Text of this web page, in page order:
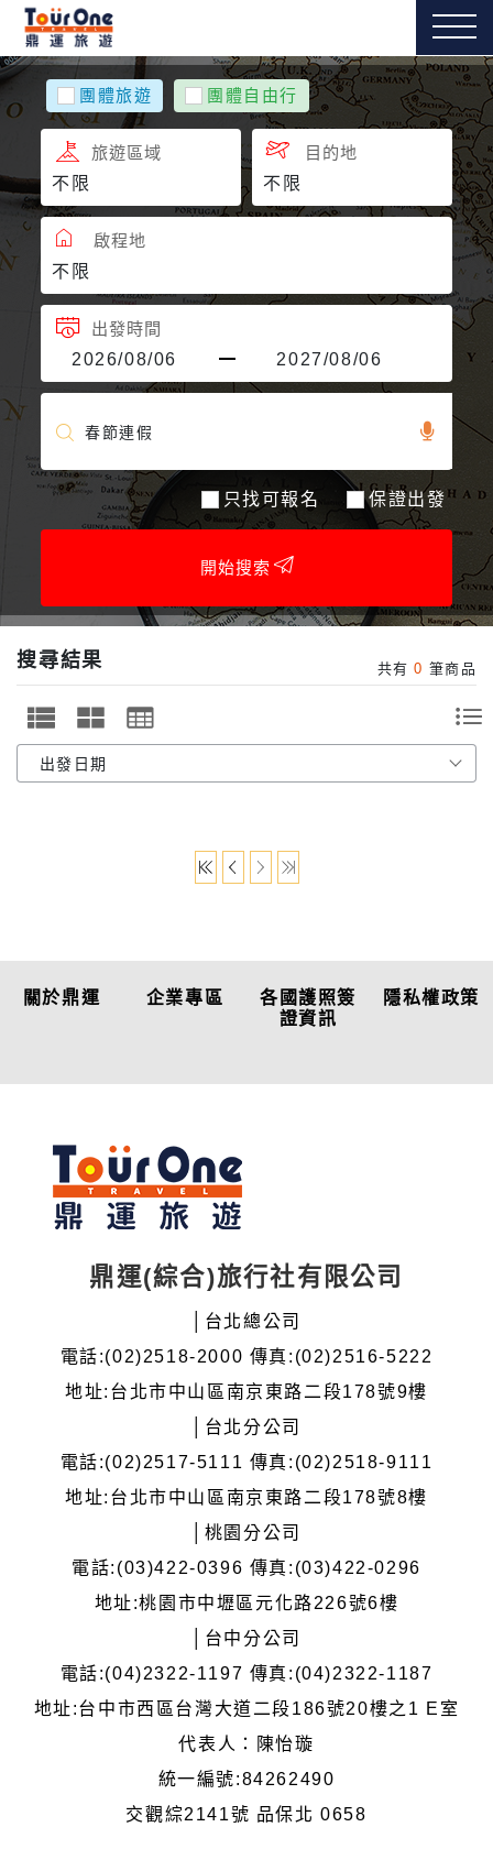
團體旅遊 團體自由行
旅遊區域 目的地
啟程地
出發時間
只找可報名 保證出發
開始搜索
搜尋結果 共有0 筆商品
關於鼎運 企業專區
各國護照簽
證資訊
隱私權政策
鼎運(綜合)旅行社有限公司
│台北總公司
電話:(02)2518-2000 傳真:(02)2516-5222
地址:台北市中山區南京東路二段178號9樓
│台北分公司
電話:(02)2517-5111 傳真:(02)2518-9111
地址:台北市中山區南京東路二段178號8樓
│桃園分公司
電話:(03)422-0396 傳真:(03)422-0296
地址:桃園市中壢區元化路226號6樓
│台中分公司
電話:(04)2322-1197 傳真:(04)2322-1187
地址:台中市西區台灣大道二段186號20樓之1 E室
代表人：陳怡璇
統一編號:84262490
交觀綜2141號 品保北 0658